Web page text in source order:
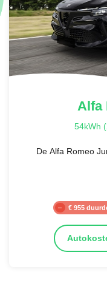
54kWh
De Alfa Romeo
€ 955